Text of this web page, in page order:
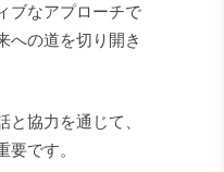
ブなアプローチで
への道を切り開き
協力を通じて、
です。